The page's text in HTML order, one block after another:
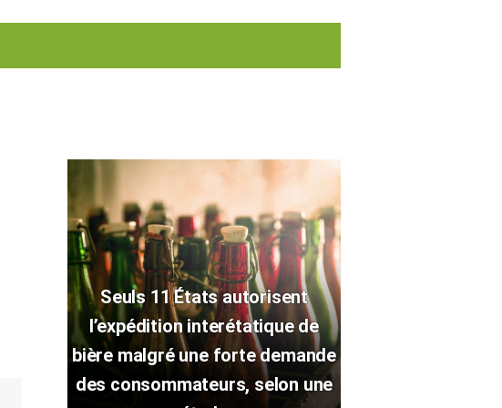
Seuls 11 États autorisent
l’expédition interétatique de
bière malgré une forte demande
des consommateurs, selon une